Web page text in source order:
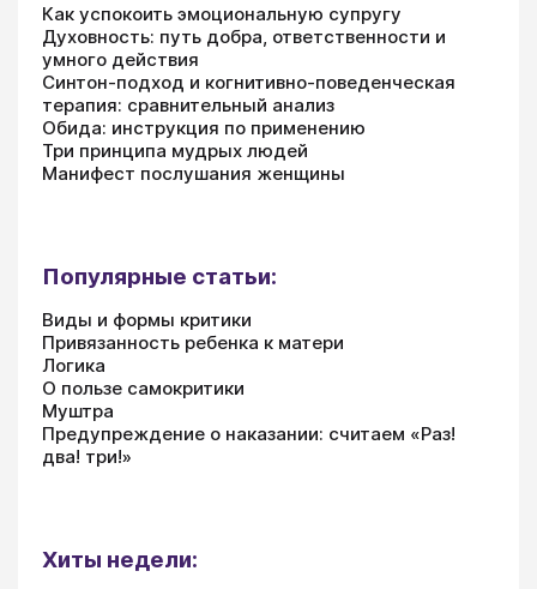
Как успокоить эмоциональную супругу
Духовность: путь добра, ответственности и
умного действия
Синтон-подход и когнитивно-поведенческая
терапия: сравнительный анализ
Обида: инструкция по применению
Три принципа мудрых людей
Манифест послушания женщины
Популярные статьи:
Виды и формы критики
Привязанность ребенка к матери
Логика
О пользе самокритики
Муштра
Предупреждение о наказании: считаем «Раз!
два! три!»
Хиты недели: